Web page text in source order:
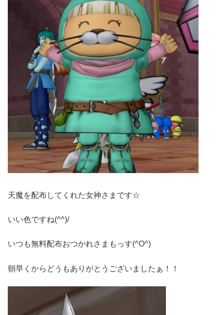
天魔を配布してくれた女神さまです☆
いい色ですね(^^)/
いつも無料配布おつかれさまもっす(^O^)ゞ
朝早くからどうもありがとうございましたぁ！！